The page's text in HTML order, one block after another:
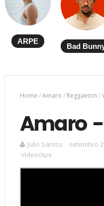
ARPE
Bad
Home /Amaro / Reggaeton /
Amaro
Julio Santos setembro
Videoclipe